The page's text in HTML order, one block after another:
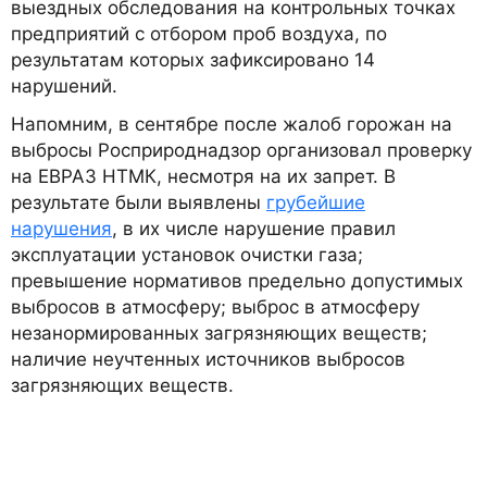
выездных обследования на контрольных точках
предприятий с отбором проб воздуха, по
результатам которых зафиксировано 14
нарушений.
Напомним, в сентябре после жалоб горожан на
выбросы Росприроднадзор организовал проверку
на ЕВРАЗ НТМК, несмотря на их запрет. В
результате были выявлены грубейшие
нарушения, в их числе нарушение правил
эксплуатации установок очистки газа;
превышение нормативов предельно допустимых
выбросов в атмосферу; выброс в атмосферу
незанормированных загрязняющих веществ;
наличие неучтенных источников выбросов
загрязняющих веществ.